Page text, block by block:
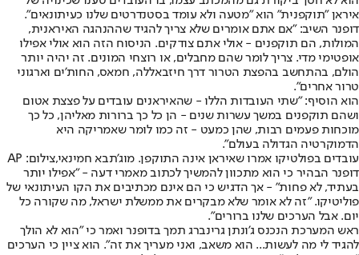
איראן "תוקפנית" הוא "מטעה ולא עומד בסטנדרטים שלנו כעיתונאים".
דופנר השיב: "אם אתם אומרים שלא צריך להגיד שההנהגה האיראנית,
המולות, הם תוקפנים - אולי אתם צודקים. הניסוח הזה הוא אולי אפילו
אופטימי מדי. צריך לומר שהם מחבלים, או רוצחי המונים. זה יהיה יותר
הולם, בהתחשב בהפצת הטרור דרך חיזבאללה, חמאס, החות'ים וארגוני
טרור אחרים".
הוא הוסיף: "שתי העובדות הללו - שהאיראנים עובדים על פצצת אטום
ושהם תוקפנים במשך עשרות שנים - הן כל כך ברורות מאליהן, כל כך
מוכחות פעמים רבות, שהן כמעט - זה כמו לומר שאמריקה היא
הדמוקרטיה הגדולה בעולם".
עובדים בפולטיקו אמרו שאיראן אינה התוקפן. מוג'תבא חמינאי,צילום: AP
דופנר הבהיר כי הוא מתכוון להמשיך לכתוב מאמרי דעה - "אפילו יותר
בעתיד, לא פחות" - אך הדגיש כי הם אינם מכתיבים את הקו העיתונאי של
פוליטיקו. "זה לא אומר שלא מבקרים את ממשלת ישראל, מה שקורה כל
יום. אבל הערכים שלנו ברורים".
ראש המערכת הנכנס ג'ונתן גרינברג תמך בדופנר ואמר כי "הוא לא הולך
להגיד לי מה לעשות... הוא משאב, ואני מעריך את זה". הוא ציין כי הערכים